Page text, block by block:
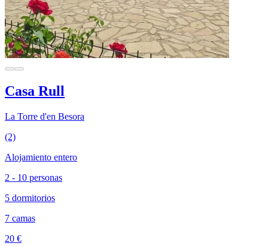
Casa Rull
La Torre d'en Besora
(2)
Alojamiento entero
2 - 10 personas
5 dormitorios
7 camas
20 €